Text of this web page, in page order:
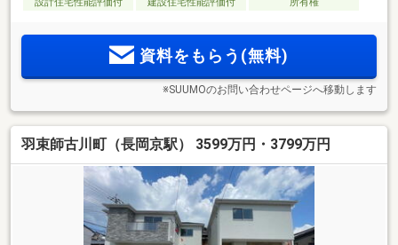
資料をもらう(無料)
※SUUMOのお問い合わせページへ移動します
羽束師古川町（長岡京駅） 3599万円・3799万円